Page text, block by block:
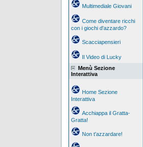
Multimediale Giovani
Come diventare ricchi
con i giochi d'azzardo?
Scacciapensieri
Il Video di Lucky
Menù Sezione
Interattiva
Home Sezione
Interattiva
Acchiappa il Gratta-
Gratta!
Non t'azzardare!